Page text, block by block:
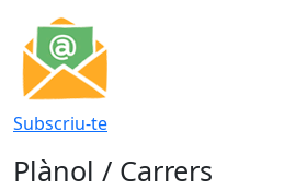
Subscriu-te
Plànol / Carrers